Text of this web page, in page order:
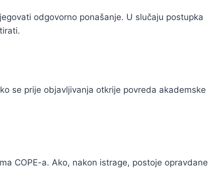
odgovorno ponašanje. U slučaju postupka
se prije objavljivanja otkrije povreda akademske
COPE-a. Ako, nakon istrage, postoje opravdane